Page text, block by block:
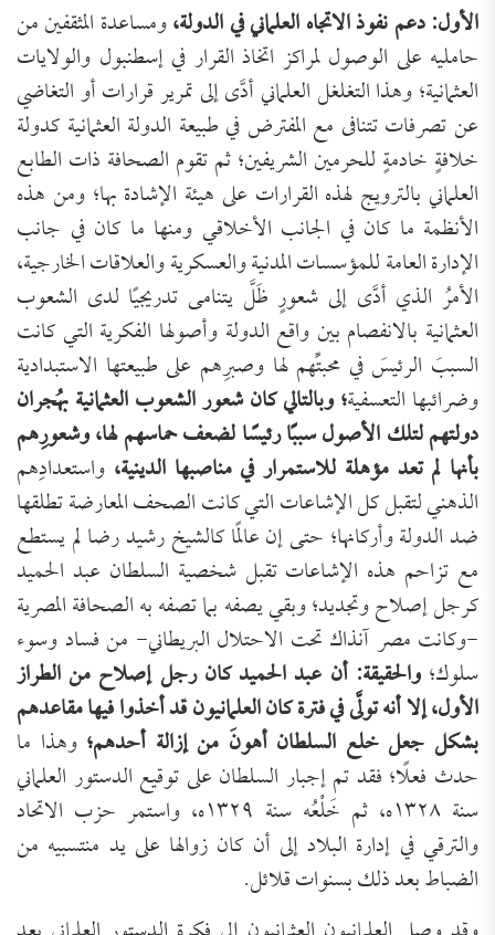
الأول: دعم نفوذ الاتجاه العلماني في الدولة،ومساعدة المثقفين من
حامليه على الوصول لمراكز اتخاذ القرار في إسطنبول والولايات
العثمانية؛ وهذا التغلغل العلماني أدَّى إلى تمرير قرارات أو التغاضي
عن تصرفات تتنافى مع المفترض في طبيعة الدولة العثمانية كدولة
خلافةٍ خادمةٍ للحرمين الشريفين؛ ثم تقوم الصحافة ذات الطابع
العلماني بالترويج لهذه القرارات على هيئة الإشادة بها؛ ومن هذه
الأنظمة ما كان في الجانب الأخلاقي ومنها ما كان في جانب
الإدارة العامة للمؤسسات المدنية والعسكرية والعلاقات الخارجية،
الأمرُ الذي أدَّى إلى شعورٍ ظَلَّ يتنامى تدريجيًا لدى الشعوب
العثمانية بالانفصام بين واقع الدولة وأصولها الفكرية التي كانت
السببَ الرئيسَ في محبتِّهم لها وصبرِهم على طبيعتها الاستبدادية
وضرائبها التعسفية؛ وبالتالي كان شعور الشعوب العثمانية بهُجران
دولتهم لتلك الأصول سببًا رئيسًا لضعف حماسهم لها، وشعورِهم
بأنها لم تعد مؤهلة للاستمرار في مناصبها الدينية، واستعدادِهم
الذهني لتقبل كل الإشاعات التي كانت الصحف المعارضة تطلقها
ضد الدولة وأركانها؛ حتى إن عالمًا كالشيخ رشيد رضا لم يستطع
مع تزاحم هذه الإشاعات تقبل شخصية السلطان عبد الحميد
كرجل إصلاح وتجديد؛ وبقي يصفه بما تصفه به الصحافة المصرية
-وكانت مصر آنذاك تحت الاحتلال البريطاني- من فساد وسوء
سلوك؛والحقيقة: أن عبد الحميد كان رجل إصلاح من الطراز
الأول، إلا أنه تولَّى في فترة كان العلمانيون قد أخذوا فيها مقاعدهم
بشكل جعل خلع السلطان أهونَ من إزالة أحدهم؛ وهذا ما
حدث فعلًا؛ فقد تم إجبار السلطان على توقيع الدستور العلماني
سنة ١٣٢٨ه، ثم خَلْعُه سنة ١٣٢٩ه، واستمر حزب الاتحاد
والترقي في إدارة البلاد إلى أن كان زوالها على يد منتسبيه من
الضباط بعد ذلك بسنوات قلائل.